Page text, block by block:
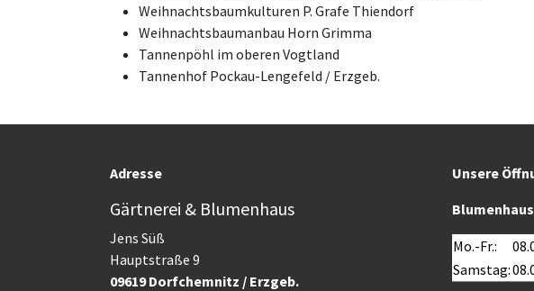
Weihnachtsbaumkulturen P. Grafe Thiendorf
Weihnachtsbaumanbau Horn Grimma
Tannenpöhl im oberen Vogtland
Tannenhof Pockau-Lengefeld / Erzgeb.
Adresse
Gärtnerei & Blumenhaus
Jens Süß
Hauptstraße 9
09619 Dorfchemnitz / Erzgeb.
Unsere
Blumenhaus
Mo.-Fr.:
Samstag: